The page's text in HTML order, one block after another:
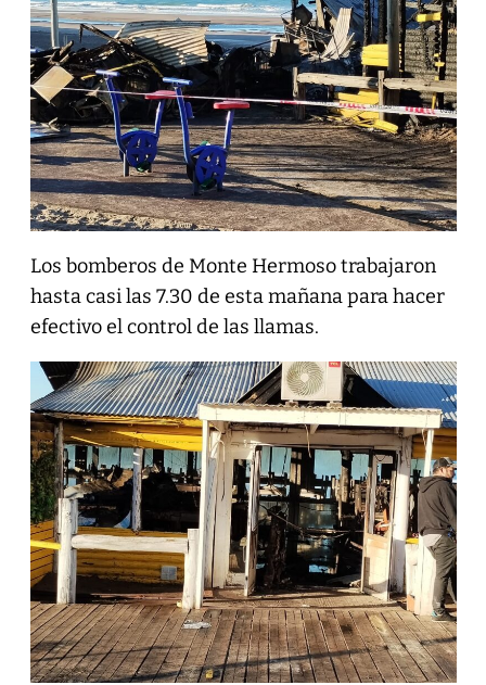
Los bomberos de Monte Hermoso trabajaron
hasta casi las 7.30 de esta mañana para hacer
efectivo el control de las llamas.